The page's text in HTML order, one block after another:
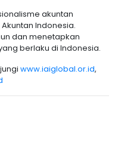
akuntan
Indonesia.
dan menetapkan
berlaku di Indonesia.
www.iaiglobal.or.id,